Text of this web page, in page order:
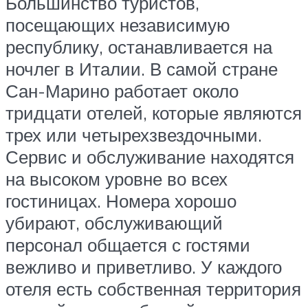
посещающих независимую
республику, останавливается на
ночлег в Италии. В самой стране
Сан-Марино работает около
тридцати отелей, которые являются
трех или четырехзвездочными.
Сервис и обслуживание находятся
на высоком уровне во всех
гостиницах. Номера хорошо
убирают, обслуживающий
персонал общается с гостями
вежливо и приветливо. У каждого
отеля есть собственная территория